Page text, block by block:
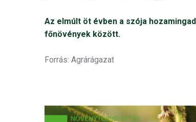
Az elmúlt öt évben a szója
főnövények között.
Forrás: Agrárágazat